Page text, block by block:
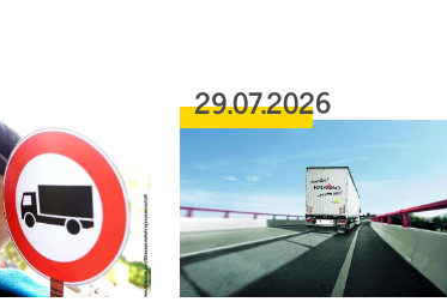
29.07.2026